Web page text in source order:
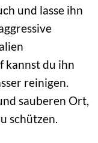
und lasse ihn
kannst du ihn
reinigen.
sauberen Ort,
schützen.